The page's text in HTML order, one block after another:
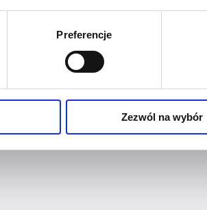
Preferencje
Zezwól na wybór
Zapraszamy na kurs!